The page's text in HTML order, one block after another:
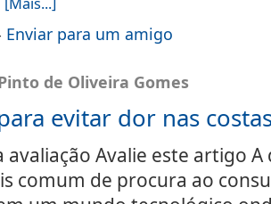
Enviar para um amigo
de Oliveira Gomes
evitar dor nas
avaliação Avalie este artigo
comum de procura ao